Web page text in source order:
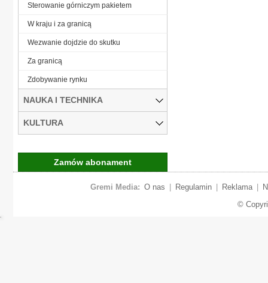
Sterowanie górniczym pakietem
W kraju i za granicą
Wezwanie dojdzie do skutku
Za granicą
Zdobywanie rynku
NAUKA I TECHNIKA
KULTURA
Zamów abonament
Gremi Media: O nas Regulamin Reklama
©